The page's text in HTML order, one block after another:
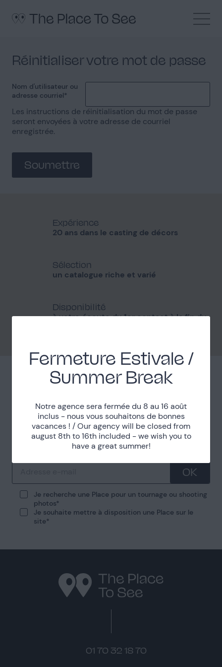
contenuInstagram
Pinterest
LinkedIn
Réinitialiser votre mot de passe
Nom d'utilisateur ou
adresse courriel
Les instructions de réinitialisation du mot de passe
seront envoyées à votre adresse de courriel
enregistrée.
Soumettre
Expérience
20 ans dans le casting de décors
Sélection
un catalogue riche et varié
Disponibilité
à votre écoute du 1er contact à la fin du
S'inscrire à la newsletter
Inscrivez-vous à notre newsletter pour
découvrir nos plus beaux lieux en avant-
première.
OK
Je recherche une Place pour un tournage ou shooting
photos
Je souhaite mettre à disposition une Place sur le
site
01 70 32 18 70
Fermeture Estivale /
Summer Break
Notre agence sera fermée du 8 au 16 août
inclus - nous vous souhaitons de bonnes
vacances ! / Our agency will be closed from
august 8th to 16th included - we wish you to
have a great summer!